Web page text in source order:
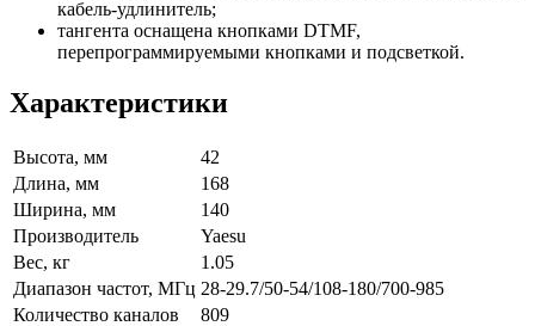
кабель-удлинитель;
тангента оснащена кнопками DTMF,
перепрограммируемыми кнопками и подсветкой.
Характеристики
Высота, мм
42
Длина, мм
168
Ширина, мм
140
Производитель
Yaesu
Вес, кг
1.05
Диапазон частот, МГц 28-29.7/50-54/108-180/700-985
Количество каналов
809